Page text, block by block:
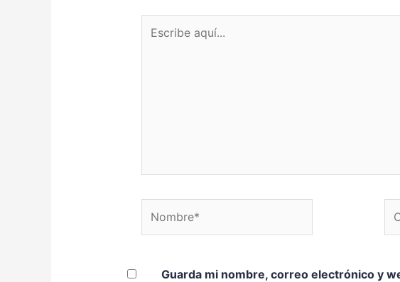
Guarda mi nombre, correo electrónico y